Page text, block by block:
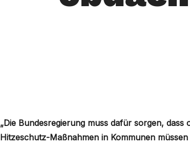
„Die Bundesregierung muss dafür sorgen,
Hitzeschutz-Maßnahmen in Kommunen